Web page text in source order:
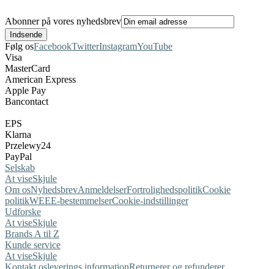
Abonner på vores nyhedsbrev
Følg osFacebookTwitterInstagramYouTube
Visa
MasterCard
American Express
Apple Pay
Bancontact
EPS
Klarna
Przelewy24
PayPal
Selskab
At viseSkjule
Om osNyhedsbrevAnmeldelserFortrolighedspolitikCookie
politikWEEE-bestemmelserCookie-indstillinger
Udforske
At viseSkjule
Brands A til Z
Kunde service
At viseSkjule
Kontakt osleverings informationReturnerer og refunderer